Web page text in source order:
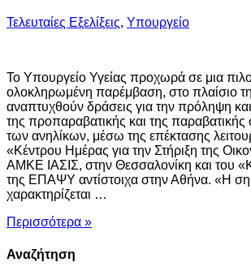
Τελευταίες Εξελίξεις, Υπουργείο
Το Υπουργείο Υγείας προχωρά σε μια
ολοκληρωμένη παρέμβαση, στο πλαίσιο
αναπτυχθούν δράσεις για την πρόληψη
της προπαραβατικής και της
των ανηλίκων, μέσω της επέκτασης
«Κέντρου Ημέρας για την Στήριξη της
ΑΜΚΕ ΙΑΣΙΣ, στην Θεσσαλονίκη και του
της ΕΠΑΨΥ αντίστοιχα στην Αθήνα. «Η
χαρακτηρίζεται …
Περισσότερα »
Αναζήτηση